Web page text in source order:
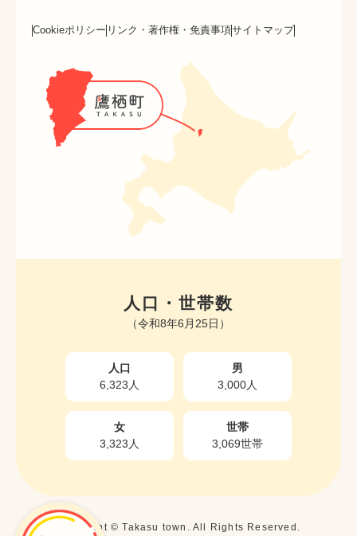
Cookieポリシー リンク・著作権・免責事項サイトマップ
人口・世帯数
（令和8年6月25日）
人口
6,323人
男
3,000人
女
3,323人
世帯
3,069世帯
Copyright © Takasu town. All Rights Reserved.